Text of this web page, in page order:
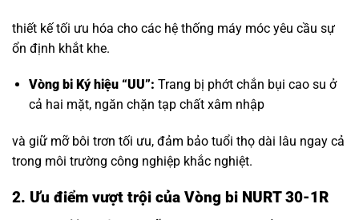
thiết kế tối ưu hóa cho các hệ thống máy móc yêu cầu sự
ổn định khắt khe.
Vòng bi Ký hiệu “UU”: Trang bị phớt chắn bụi cao su ở
cả hai mặt, ngăn chặn tạp chất xâm nhập
và giữ mỡ bôi trơn tối ưu, đảm bảo tuổi thọ dài lâu ngay cả
trong môi trường công nghiệp khắc nghiệt.
2. Ưu điểm vượt trội của Vòng bi NURT 30-1R